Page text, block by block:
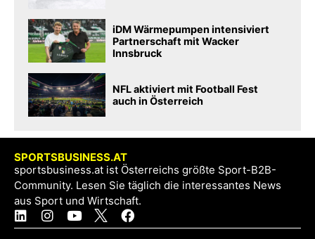
iDM Wärmepumpen intensiviert
Partnerschaft mit Wacker
Innsbruck
NFL aktiviert mit Football Fest
auch in Österreich
SPORTSBUSINESS.AT
sportsbusiness.at ist Österreichs größte Sport-B2B-
Community. Lesen Sie täglich die interessantes News
aus Sport und Wirtschaft.